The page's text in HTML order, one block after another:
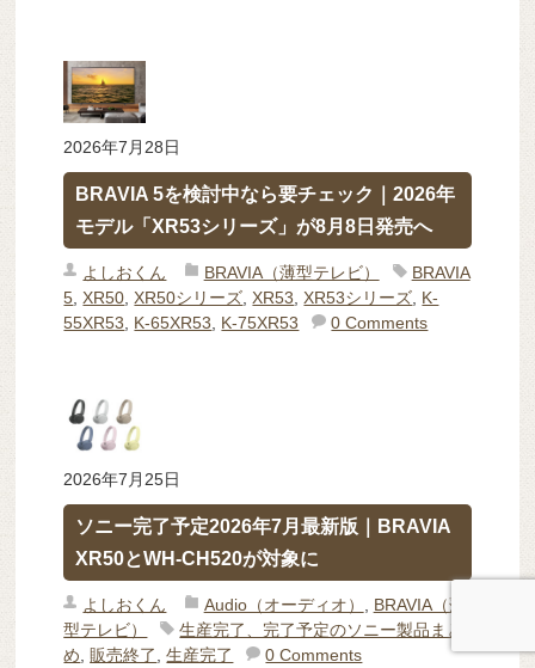
2026年7月28日
BRAVIA 5を検討中なら要チェック｜2026年
モデル「XR53シリーズ」が8月8日発売へ
よしおくん BRAVIA（薄型テレビ）
BRAVIA
5 ,XR50 ,XR50シリーズ ,XR53 ,XR53シリーズ K-
55XR53
K-65XR53 K-75XR53 0 Comments
2026年7月25日
ソニー完了予定2026年7月最新版｜BRAVIA
XR50とWH-CH520が対象に
よしおくん Audio（オーディオ）
BRAVIA（薄
型テレビ）
生産完了、完了予定のソニー製品まと
め
販売終了 ,生産完了 0 Comments